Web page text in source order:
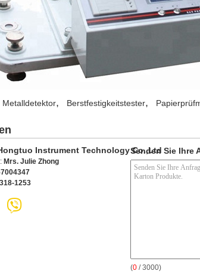
Metalldetektor, Berstfestigkeitstester,
Instrument Technology Co.,Ltd
Mrs. Julie Zhong
1253
Senden Sie Ihre
(0 / 3000)